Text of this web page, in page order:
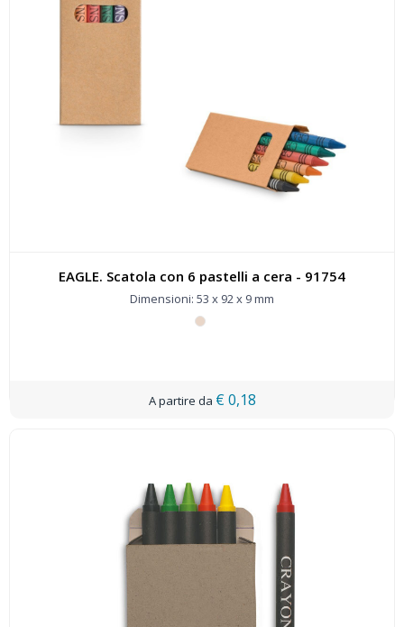
EAGLE. Scatola con 6 pastelli a cera - 91754
Dimensioni: 53 x 92 x 9 mm
€ 0,18